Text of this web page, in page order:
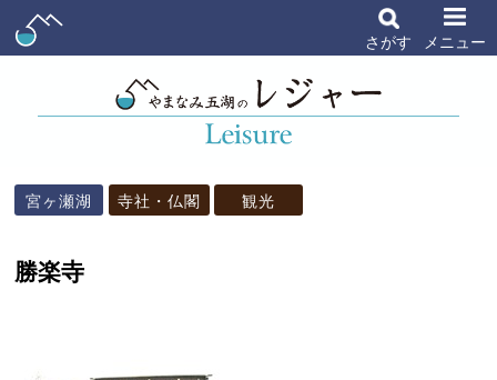
さがす メニュー
宮ヶ瀬湖 寺社・仏閣 観光
勝楽寺